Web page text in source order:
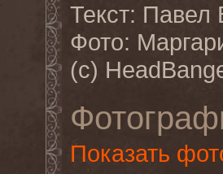
Текст: Павел
Фото:
(с)
Показать